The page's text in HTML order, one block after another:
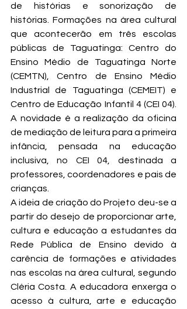
de histórias e sonorização de
histórias. Formações na área cultural
que acontecerão em três escolas
públicas de Taguatinga: Centro do
Ensino Médio de Taguatinga Norte
(CEMTN), Centro de Ensino Médio
Industrial de Taguatinga (CEMEIT) e
Centro de Educação Infantil 4 (CEI 04).
A novidade é a realização da oficina
de mediação de leitura para a primeira
infância, pensada na educação
inclusiva, no CEI 04, destinada a
professores, coordenadores e pais de
crianças.
A ideia de criação do Projeto deu-se a
partir do desejo de proporcionar arte,
cultura e educação a estudantes da
Rede Pública de Ensino devido à
carência de formações e atividades
nas escolas na área cultural, segundo
Cléria Costa. A educadora enxerga o
acesso à cultura, arte e educação